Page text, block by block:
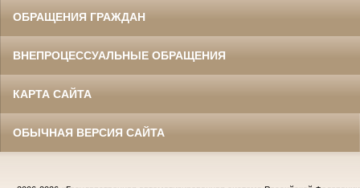
ОБРАЩЕНИЯ ГРАЖДАН
ВНЕПРОЦЕССУАЛЬНЫЕ ОБРАЩЕНИЯ
КАРТА САЙТА
ОБЫЧНАЯ ВЕРСИЯ САЙТА